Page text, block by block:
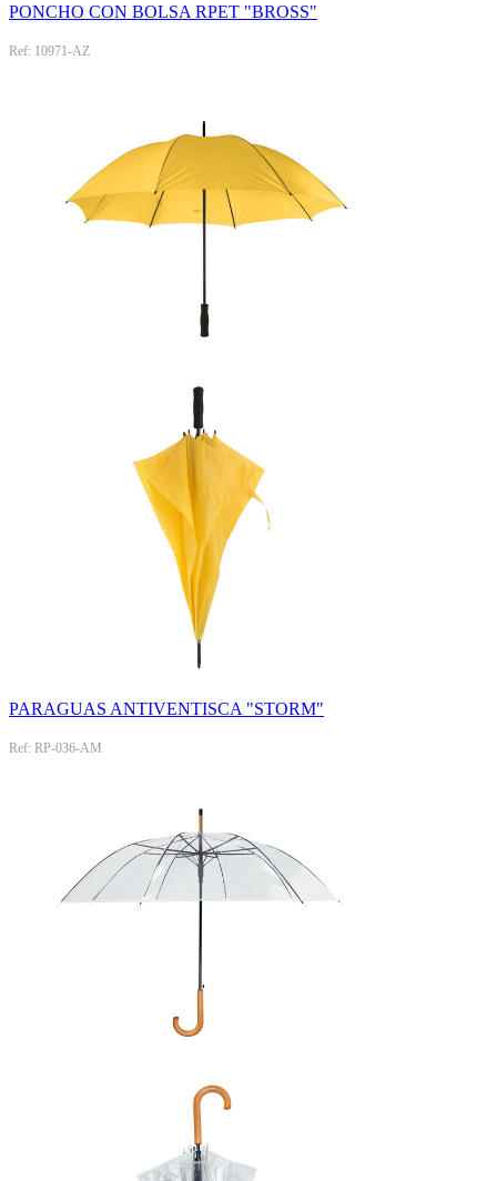
PONCHO CON BOLSA RPET "BROSS"
Ref: 10971-AZ
PARAGUAS ANTIVENTISCA "STORM"
Ref: RP-036-AM